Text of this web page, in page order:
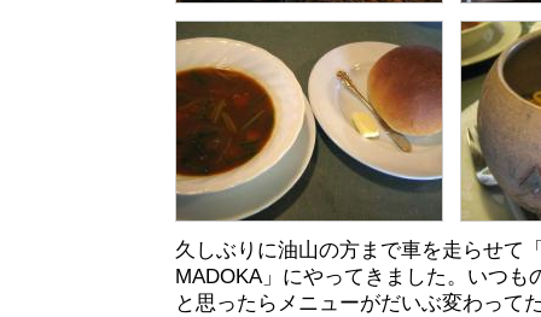
久しぶりに油山の方まで車を走らせ
MADOKA」にやってきました。いつも
と思ったらメニューがだいぶ変わって